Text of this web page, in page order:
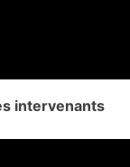
intervenants